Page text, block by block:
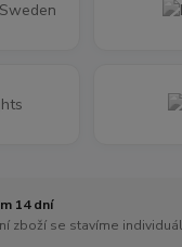
14 dní
zboží se stavíme